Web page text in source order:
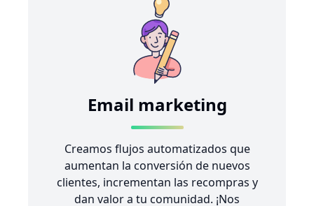
Email marketing
Creamos flujos automatizados que
aumentan la conversión de nuevos
clientes, incrementan las recompras y
dan valor a tu comunidad. ¡Nos